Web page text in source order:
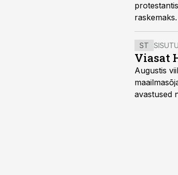
raskemaks.
ST
Viasat
Augustis
avastused